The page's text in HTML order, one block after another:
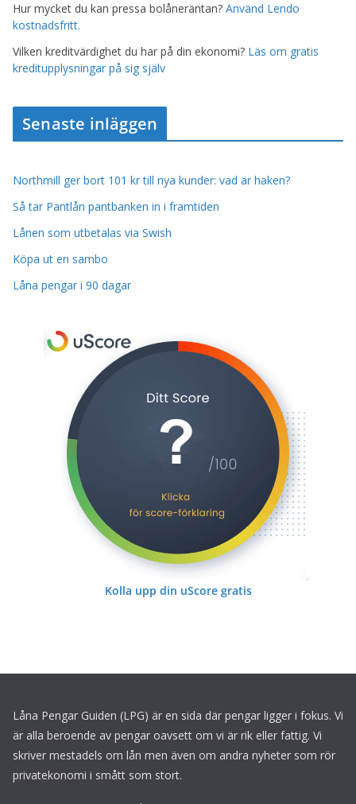
Hur mycket du kan pressa bolåneräntan? Använd Lendo
kostnadsfritt.
Vilken kreditvärdighet du har på din ekonomi? Läs om gratis
kreditupplysningar på sig själv
Senaste inläggen
Northmill ger bort 101 kr till nya kunder: vad är haken?
Så tar Pantlån pantbanken in i framtiden
Lånen som utbetalas via Swish
Köpa ut en sambo
Låna pengar i 90 dagar
Kolla upp din uScore gratis
Låna Pengar Guiden (LPG) är en sida där pengar ligger i fokus. Vi
är alla beroende av pengar oavsett om vi är rik eller fattig. Vi
skriver mestadels om lån men även om andra nyheter som rör
privatekonomi i smått som stort.